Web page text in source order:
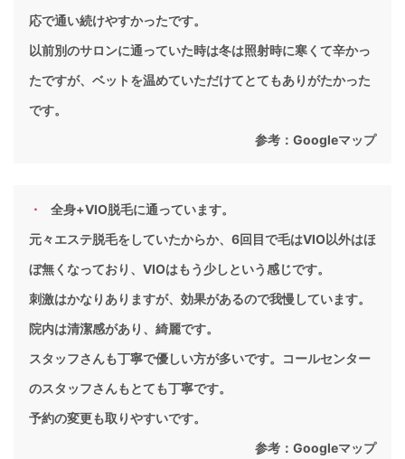
応で通い続けやすかったです。
以前別のサロンに通っていた時は冬は照射時に寒くて辛かっ
たですが、ベットを温めていただけてとてもありがたかった
です。
参考：Googleマップ
全身+VIO脱毛に通っています。
元々エステ脱毛をしていたからか、6回目で毛はVIO以外はほ
ぼ無くなっており、VIOはもう少しという感じです。
刺激はかなりありますが、効果があるので我慢しています。
院内は清潔感があり、綺麗です。
スタッフさんも丁寧で優しい方が多いです。コールセンター
のスタッフさんもとても丁寧です。
予約の変更も取りやすいです。
参考：Googleマップ